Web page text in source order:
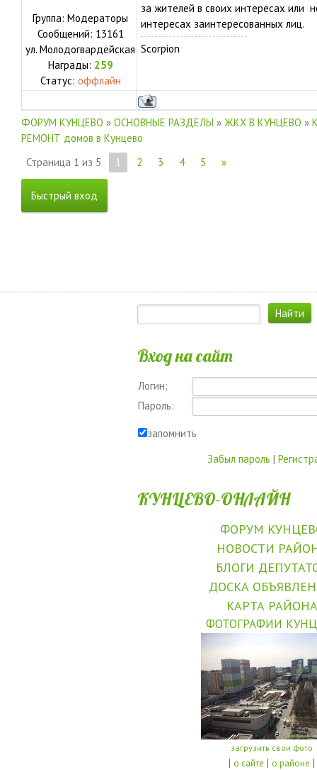
Группа: Модераторы
Сообщений: 13161
ул. Молодогвардейская
Награды: 259
Статус: оффлайн
за жителей в своих интересах или
интересах заинтересованных лиц.
Scorpion
ФОРУМ КУНЦЕВО » ОСНОВНЫЕ РАЗДЕЛЫ » ЖКХ В КУНЦЕВО »
РЕМОНТ домов в Кунцево
Страница 1 из 5 1 2 3 4 5 »
Вход на сайт
Логин:
Пароль:
запомнить
Забыл пароль |
КУНЦЕВО-ОНЛАЙН
ФОРУМ
НОВОСТИ
БЛОГИ
ДОСКА
КАРТА РАЙОНА
ФОТОГРАФИИ
загрузить свои фото
| о сайте | о районе |